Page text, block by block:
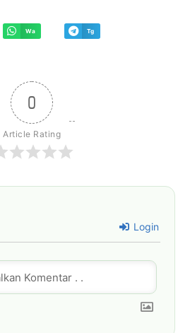
Wa Tg
0
Article Rating
Login